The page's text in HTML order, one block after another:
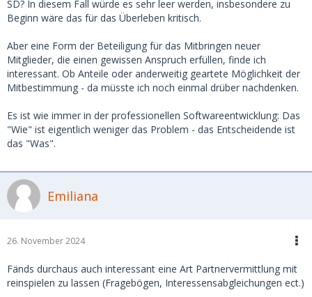
SD? In diesem Fall würde es sehr leer werden, insbesondere zu
Beginn wäre das für das Überleben kritisch.
Aber eine Form der Beteiligung für das Mitbringen neuer
Mitglieder, die einen gewissen Anspruch erfüllen, finde ich
interessant. Ob Anteile oder anderweitig geartete Möglichkeit der
Mitbestimmung - da müsste ich noch einmal drüber nachdenken.
Es ist wie immer in der professionellen Softwareentwicklung: Das
"Wie" ist eigentlich weniger das Problem - das Entscheidende ist
das "Was".
Emiliana
26. November 2024
Fänds durchaus auch interessant eine Art Partnervermittlung mit
reinspielen zu lassen (Fragebögen, Interessensabgleichungen ect.)